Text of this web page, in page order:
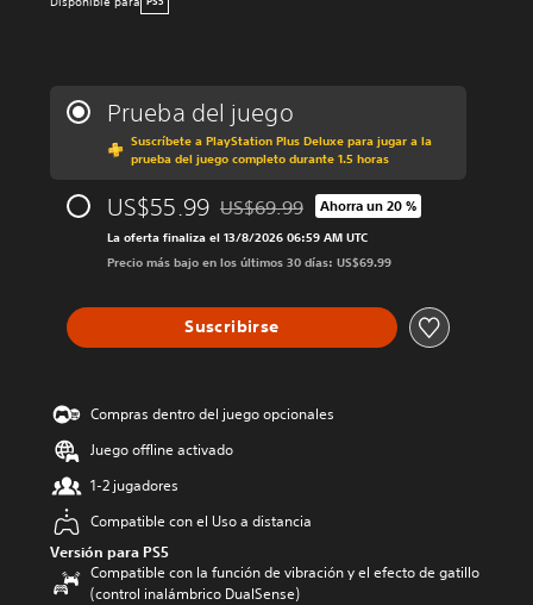
Prueba del juego
Suscríbete a PlayStation Plus Deluxe para jugar a la
prueba del juego completo durante 1.5 horas
US$55.99 Rebajado del precio original de
US$69.99 Ahorra un 20 %
La oferta finaliza el 13/8/2026 06:59 AM UTC
Precio más bajo en los últimos 30 días: US$69.99
Suscribirse
Compras dentro del juego opcionales
Juego offline activado
1-2 jugadores
Compatible con el Uso a distancia
Versión para PS5
Compatible con la función de vibración y el efecto de gatillo
(control inalámbrico DualSense)